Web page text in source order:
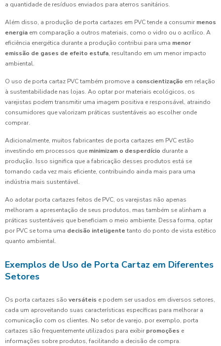
a quantidade de resíduos enviados para aterros sanitários.
Além disso, a produção de porta cartazes em PVC tende a consumir menos
energia em comparação a outros materiais, como o vidro ou o acrílico. A
eficiência energética durante a produção contribui para uma menor
emissão de gases de efeito estufa, resultando em um menor impacto
ambiental.
O uso de porta cartaz PVC também promove a conscientização em relação
à sustentabilidade nas lojas. Ao optar por materiais ecológicos, os
varejistas podem transmitir uma imagem positiva e responsável, atraindo
consumidores que valorizam práticas sustentáveis ao escolher onde
comprar.
Adicionalmente, muitos fabricantes de porta cartazes em PVC estão
investindo em processos que minimizam o desperdício durante a
produção. Isso significa que a fabricação desses produtos está se
tornando cada vez mais eficiente, contribuindo ainda mais para uma
indústria mais sustentável.
Ao adotar porta cartazes feitos de PVC, os varejistas não apenas
melhoram a apresentação de seus produtos, mas também se alinham a
práticas sustentáveis que beneficiam o meio ambiente. Dessa forma, optar
por PVC se torna uma decisão inteligente tanto do ponto de vista estético
quanto ambiental.
Exemplos de Uso de Porta Cartaz em Diferentes
Setores
Os porta cartazes são versáteis e podem ser usados em diversos setores,
cada um aproveitando suas características específicas para melhorar a
comunicação com os clientes. No setor de varejo, por exemplo, porta
cartazes são frequentemente utilizados para exibir promoções e
informações sobre produtos, facilitando a decisão de compra.